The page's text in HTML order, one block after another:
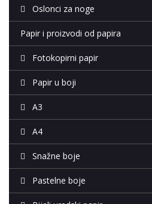
Oslonci za noge
Papir i proizvodi od papira
Fotokopirni papir
Papir u boji
A3
A4
Snažne boje
Pastelne boje